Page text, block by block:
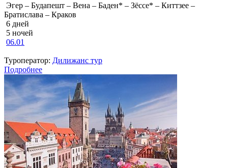
Эгер – Будапешт – Вена – Баден* – Зёссе* – Киттзее –
Братислава – Краков
6 дней
5 ночей
06.01
Туроператор: Дилижанс тур
Подробнее